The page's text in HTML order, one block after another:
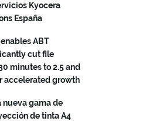
Kyocera
España
ABT
cut file
minutes to 2.5 and
accelerated growth
nueva gama de
de tinta A4